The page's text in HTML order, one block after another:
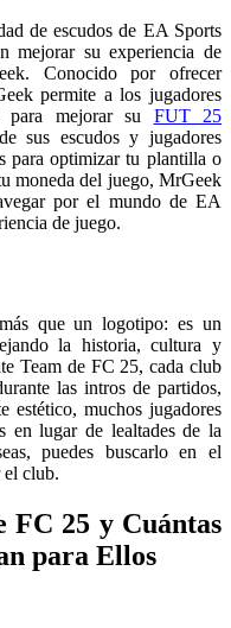
de escudos de EA Sports
mejorar su experiencia de
Conocido por ofrecer
permite a los jugadores
para mejorar su FUT 25
sus escudos y jugadores
para optimizar tu plantilla o
moneda del juego, MrGeek
por el mundo de EA
de juego.
que un logotipo: es un
la historia, cultura y
Team de FC 25, cada club
las intros de partidos,
estético, muchos jugadores
en lugar de lealtades de la
puedes buscarlo en el
el club.
FC 25 y Cuántas
para Ellos